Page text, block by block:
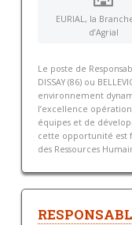
EURIAL, la
d’Agrial
Le poste de
DISSAY (86) ou
environnement
l’excellence
équipes et de
cette opportunité est
des Ressources